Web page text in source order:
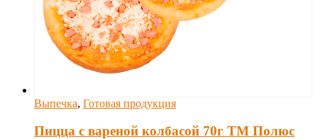
Выпечка, Готовая продукция
Пицца с вареной колбасой 70г ТМ Полюс